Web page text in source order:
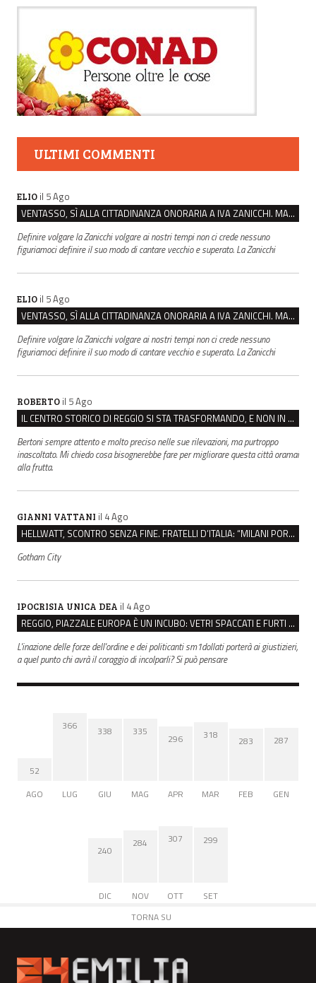
ULTIMI COMMENTI
ELIO il 5 Ago
VENTASSO, SÌ ALLA CITTADINANZA ONORARIA A IVA ZANICCHI. MA BARGIACCHI: “È DI PESSIMO GUSTO”
Definire volgare la Zanicchi volgare ai nostri tempi non ci crede nessuno
figuriamoci definire il suo modo di cantare vecchio e superato. La Zanicchi
ELIO il 5 Ago
VENTASSO, SÌ ALLA CITTADINANZA ONORARIA A IVA ZANICCHI. MA BARGIACCHI: “È DI PESSIMO GUSTO”
Definire volgare la Zanicchi volgare ai nostri tempi non ci crede nessuno
figuriamoci definire il suo modo di cantare vecchio e superato. La Zanicchi
ROBERTO il 5 Ago
IL CENTRO STORICO DI REGGIO SI STA TRASFORMANDO, E NON IN MEGLIO
Bertoni sempre attento e molto preciso nelle sue rilevazioni, ma purtroppo
inascoltato. Mi chiedo cosa bisognerebbe fare per migliorare questa città oramai
alla frutta.
GIANNI VATTANI il 4 Ago
HELLWATT, SCONTRO SENZA FINE. FRATELLI D’ITALIA: “MILANI PORTA DOCUMENTI, DE FRANCO INSULTI”
Gotham City
IPOCRISIA UNICA DEA il 4 Ago
REGGIO, PIAZZALE EUROPA È UN INCUBO: VETRI SPACCATI E FURTI SULLE AUTO IN SOSTA
L'inazione delle forze dell'ordine e dei politicanti sm1dollati porterà ai giustizieri,
a quel punto chi avrà il coraggio di incolparli? Si può pensare
52
AGO
366
LUG
338
GIU
335
MAG
296
APR
318
MAR
283
FEB
287
GEN
240
DIC
284
NOV
307
OTT
299
SET
TORNA SU